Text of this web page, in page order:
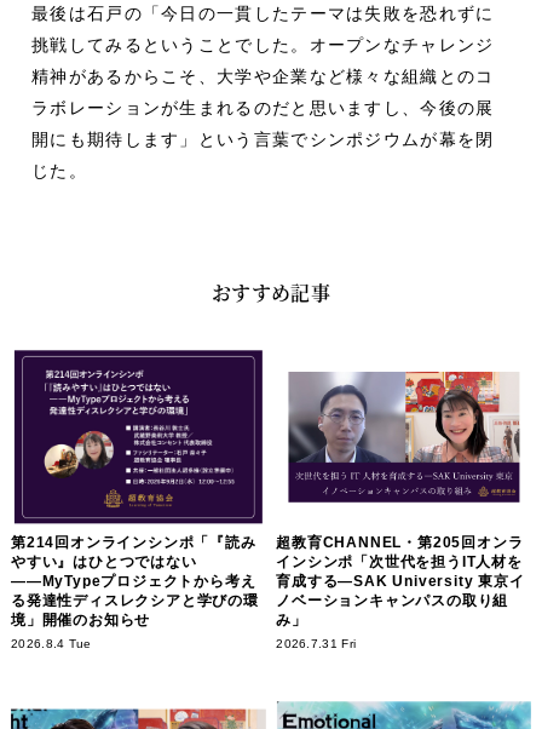
最後は石戸の「今日の一貫したテーマは失敗を恐れずに
挑戦してみるということでした。オープンなチャレンジ
精神があるからこそ、大学や企業など様々な組織とのコ
ラボレーションが生まれるのだと思いますし、今後の展
開にも期待します」という言葉でシンポジウムが幕を閉
じた。
おすすめ記事
第214回オンラインシンポ「『読み
やすい』はひとつではない
――MyTypeプロジェクトから考え
る発達性ディスレクシアと学びの環
境」開催のお知らせ
2026.8.4 Tue
超教育CHANNEL・第205回オンラ
インシンポ「次世代を担うIT人材を
育成する―SAK University 東京イ
ノベーションキャンパスの取り組
み」
2026.7.31 Fri